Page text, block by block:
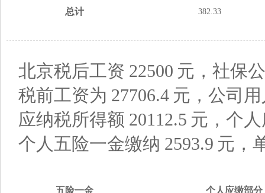
总计 382.33
北京税后工资 22500 元，社保
税前工资为 27706.4元，公司
应纳税所得额 20112.5 元，个
个人五险一金缴纳 2593.9 元，
五险一金 个人应缴部分